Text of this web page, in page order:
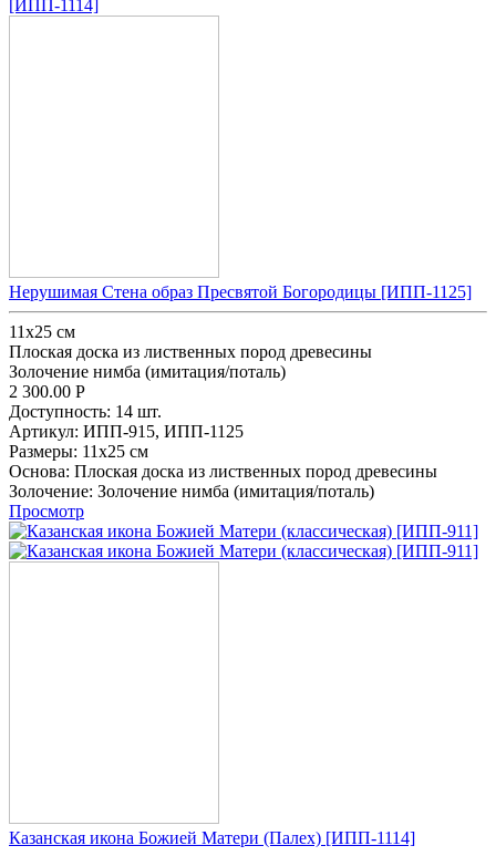
Нерушимая Стена образ Пресвятой Богородицы [ИПП-1125]
11x25 см
Плоская доска из лиственных пород древесины
Золочение нимба (имитация/поталь)
2 300.00 Р
Доступность: 14 шт.
Артикул: ИПП-915, ИПП-1125
Размеры: 11x25 см
Основа: Плоская доска из лиственных пород древесины
Золочение: Золочение нимба (имитация/поталь)
Просмотр
Казанская икона Божией Матери (Палех) [ИПП-1114]